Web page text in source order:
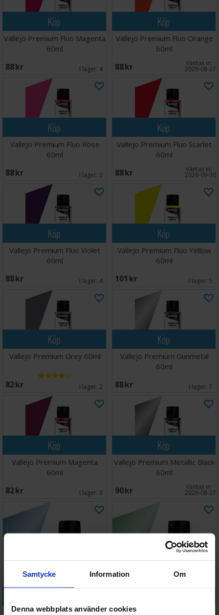
Samtycke Information Om
Denna webbplats använder cookies
Köp
Vallejo Premium Fluo Magenta
60ml
88 SEK I lager: 4
Köp
Vallejo Premium Fluo Orange
60ml
88 SEK Väntas in:
2026-08-27
Köp
Vallejo Premium Fluo Rose
60ml
88 SEK I lager: 3
Köp
Vallejo Premium Fluo Scarlet
60ml
88 SEK Väntas in:
2026-09-30
Köp
Vallejo Premium Fluo Violet
60ml
88 SEK I lager: 4
Köp
Vallejo Premium Fluo Yellow
60ml
101 SEK I lager: 5
Köp
Vallejo Premium Grey 60ml
82 SEK I lager: 2
Köp
Vallejo Premium Gunmetal
60ml
88 SEK I lager: 7
Köp
Vallejo Premium Magenta
60ml
82 SEK I lager: 3
Köp
Vallejo Premium Metallic Black
60ml
90 SEK Väntas in:
2026-08-27
Vallejo Premium Metallic Blue Vallejo Premium Metallic